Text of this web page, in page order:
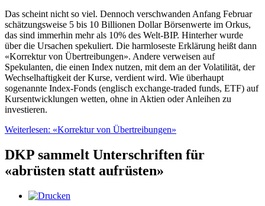
Das scheint nicht so viel. Dennoch verschwanden Anfang Februar
schätzungsweise 5 bis 10 Billionen Dollar Börsenwerte im Orkus,
das sind immerhin mehr als 10% des Welt-BIP. Hinterher wurde
über die Ursachen spekuliert. Die harmloseste Erklärung heißt dann
«Korrektur von Übertreibungen». Andere verweisen auf
Spekulanten, die einen Index nutzen, mit dem an der Volatilität, der
Wechselhaftigkeit der Kurse, verdient wird. Wie überhaupt
sogenannte Index-Fonds (englisch exchange-traded funds, ETF) auf
Kursentwicklungen wetten, ohne in Aktien oder Anleihen zu
investieren.
Weiterlesen: «Korrektur von Übertreibungen»
DKP sammelt Unterschriften für
«abrüsten statt aufrüsten»